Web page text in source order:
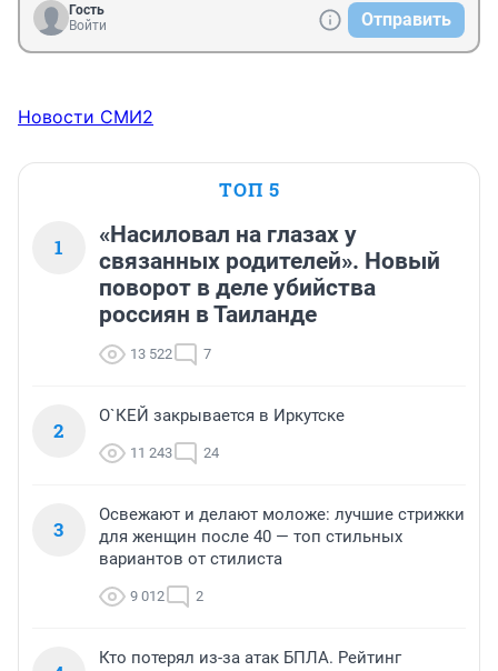
Гость
Войти
Отправить
Новости СМИ2
ТОП 5
1
«Насиловал на глазах у
связанных родителей». Новый
поворот в деле убийства
россиян в Таиланде
13 522 7
2
О`КЕЙ закрывается в Иркутске
11 243 24
3
Освежают и делают моложе: лучшие стрижки
для женщин после 40 — топ стильных
вариантов от стилиста
9 012 2
Кто потерял из-за атак БПЛА. Рейтинг